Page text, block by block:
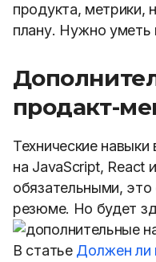
продукта, метрики,
плану. Нужно уметь
продакт-
Технические
на JavaScript, React
обязательными,
резюме. Но будет
В статье Должен ли